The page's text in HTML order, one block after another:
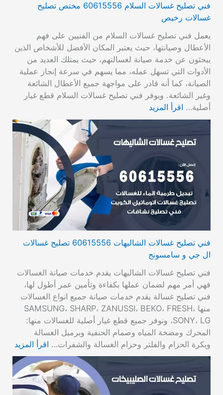
فني تصليح غسالات السلام 60615556 مختص تصليح
غسالات رخيص
يعمل فني تصليح غسالات السلام من الفنيين على فهم
الأعطال وصيانتها، حيث يعتبر المكان الأفضل للأشخاص الذين
يبحثون عن خدمة صيانة لغسالتهم، حيث يمتلك العديد من
الأدوات التي تسهل عمله، مما يسهم في سرعة إنجاز عملية
الصيانة، كما أنه قادر على مواجهة جميع الأعطال الشائعة
وغير الشائعة. ويوفر فني تصليح غسالات السلام قطع غيار
أصلية… اقرأ المزيد
فني تصليح غسالات الشاليهات 60615556 تصليح غسالات
ال جي و سامسونج
فني تصليح غسالات الشاليهات يقدم خدمات صيانة الغسالات
فهي أمر مهم لضمان عملها بكفاءة وتأمين عمر أطول لها،
فني تصليح غسالة يقدم خدمات صيانة جميع انواع الغسالات
منها SAMSUNG، SHARP، ZANUSSI، BEKO، FRESH،
SONY، LG، ونوفر جميع قطع غيار أصلية للغسالات منها:
المحرك ومضخة المياه وصمام الحنفية وبرميل الغسالة
وبكرة الحزام والفلتر وحزام الغسالة والشفرات… اقرأ المزيد